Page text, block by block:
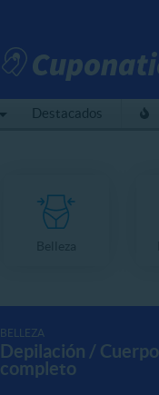
Destacados
BELLEZA
Depilación / Cuerpo
completo